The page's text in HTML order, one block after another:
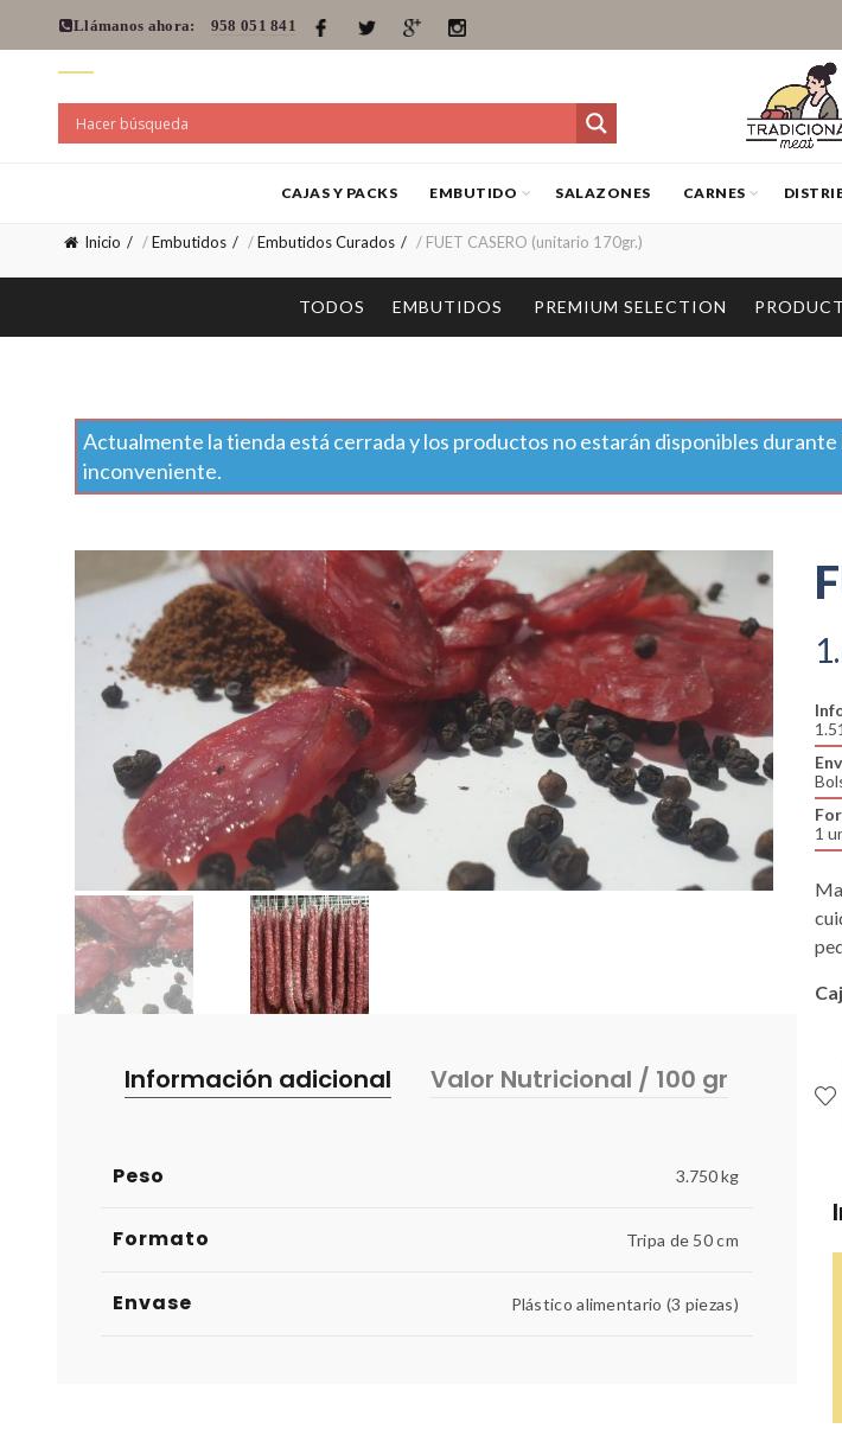
Llámanos ahora: 958 051 841
CAJAS Y PACKS EMBUTIDO SALAZONES CARNES
Inicio /Embutidos /Embutidos Curados / FUET CASERO (unitario 170gr.)
TODOS EMBUTIDOS PREMIUM SELECTION
Actualmente la tienda está cerrada y los productos no estarán disponibles
inconveniente.
Información adicional Valor Nutricional / 100 gr
Peso 3.750 kg
Formato Tripa de 50 cm
Envase Plástico alimentario (3 piezas)
1